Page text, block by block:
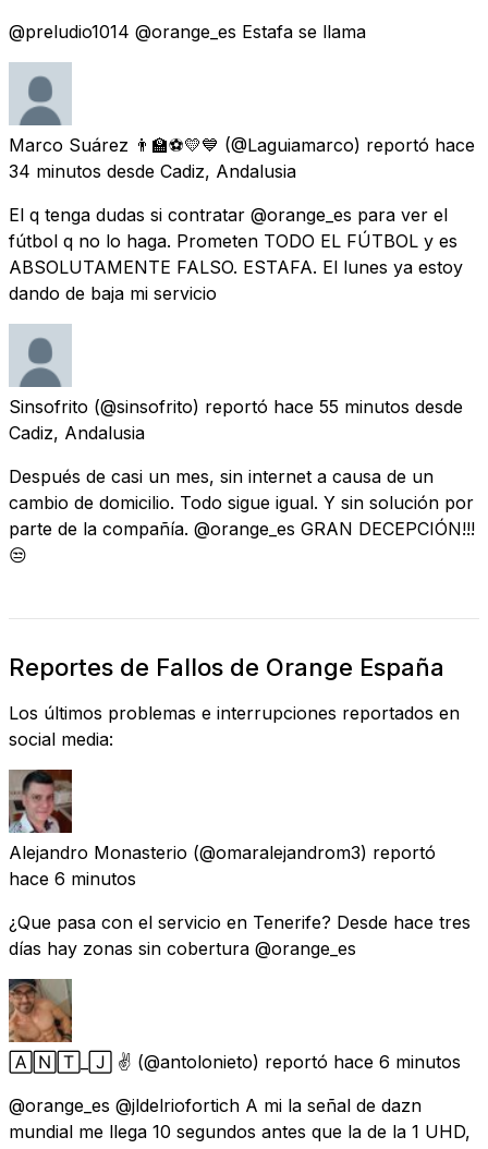
@preludio1014 @orange_es Estafa se llama
Marco Suárez 👨‍🏫⚽💛💙 (@Laguiamarco) reportó hace
34 minutos desde Cadiz, Andalusia
El q tenga dudas si contratar @orange_es para ver el
fútbol q no lo haga. Prometen TODO EL FÚTBOL y es
ABSOLUTAMENTE FALSO. ESTAFA. El lunes ya estoy
dando de baja mi servicio
Sinsofrito (@sinsofrito) reportó hace 55 minutos desde
Cadiz, Andalusia
Después de casi un mes, sin internet a causa de un
cambio de domicilio. Todo sigue igual. Y sin solución por
parte de la compañía. @orange_es GRAN DECEPCIÓN!!!
😒
Reportes de Fallos de Orange España
Los últimos problemas e interrupciones reportados en
social media:
Alejandro Monasterio (@omaralejandrom3) reportó
hace 6 minutos
¿Que pasa con el servicio en Tenerife? Desde hace tres
días hay zonas sin cobertura @orange_es
🄰🄽🅃_🄹 ✌️ (@antolonieto) reportó hace 6 minutos
@orange_es @jldelriofortich A mi la señal de dazn
mundial me llega 10 segundos antes que la de la 1 UHD,